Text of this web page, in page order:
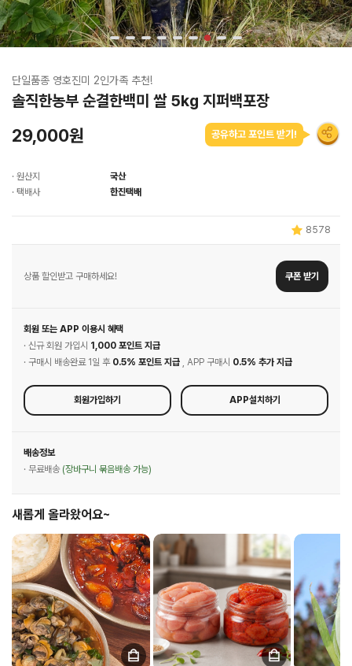
단일품종 영호진미 2인가족 추천!
솔직한농부 순결한백미 쌀 5kg 지퍼백포장
29,000원 공유하고 포인트 받기!
· 원산지
국산
· 택배사
한진택배
8578
상품 할인받고 구매하세요! 쿠폰 받기
회원 또는 APP 이용시 혜택
· 신규 회원 가입시 1,000 포인트 지급
· 구매시 배송완료 1일 후 0.5% 포인트 지급 , APP 구매시 0.5% 추가 지급
회원가입하기 APP설치하기
배송정보
· 무료배송 (장바구니 묶음배송 가능)
새롭게 올라왔어요~